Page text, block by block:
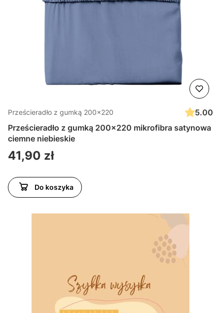
Prześcieradło z gumką 200x220
5.00
Prześcieradło z gumką 200x220 mikrofibra satynowa
ciemne niebieskie
Cena
41,90 zł
Do koszyka